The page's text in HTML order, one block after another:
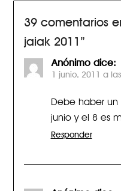
39 comentarios
jaiak 2011 ”
Anónimo dice:
1 junio, 2011 a
Debe haber un
junio y el 8 es
Responder